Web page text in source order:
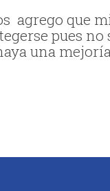
agrego que
pues
una